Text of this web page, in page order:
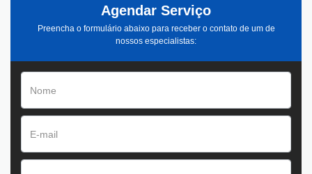
Agendar Serviço
Preencha o formulário abaixo para receber o contato de um de
nossos especialistas: